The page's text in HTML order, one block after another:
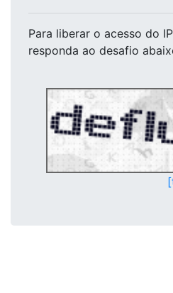
Para liberar o acesso do IP
responda ao desafio